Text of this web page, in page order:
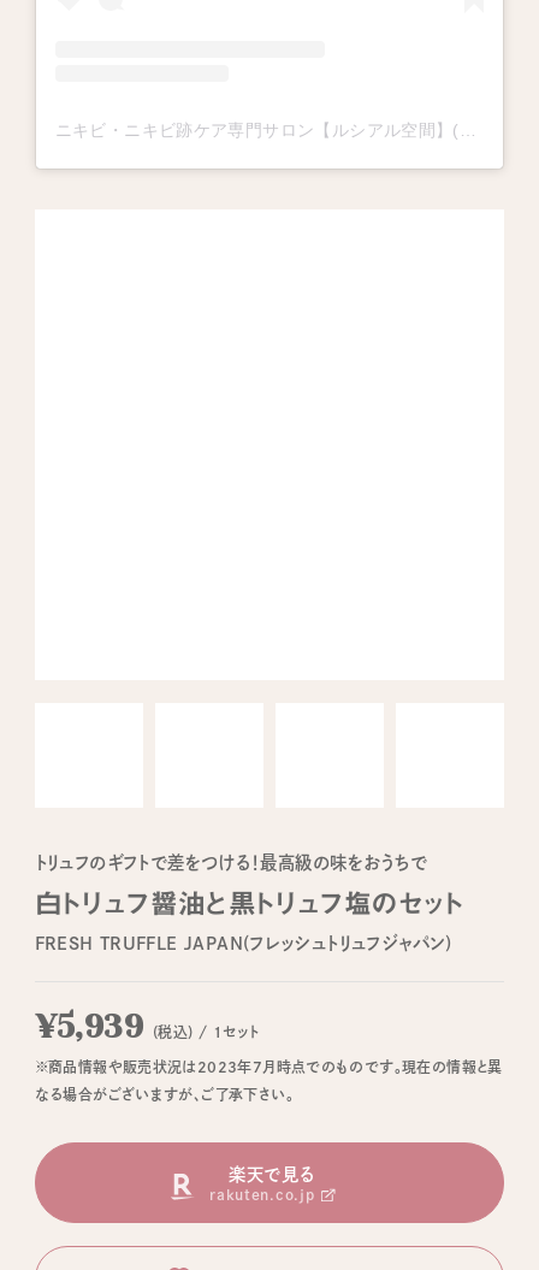
トリュフのギフトで差をつける！最高級の味をおうちで
白トリュフ醤油と黒トリュフ塩のセット
FRESH TRUFFLE JAPAN(フレッシュトリュフジャパン)
¥5,939 (税込) / 1セット
※商品情報や販売状況は2023年7月時点でのものです。現在の情報と異
なる場合がございますが、ご了承下さい。
楽天で見る
rakuten.co.jp